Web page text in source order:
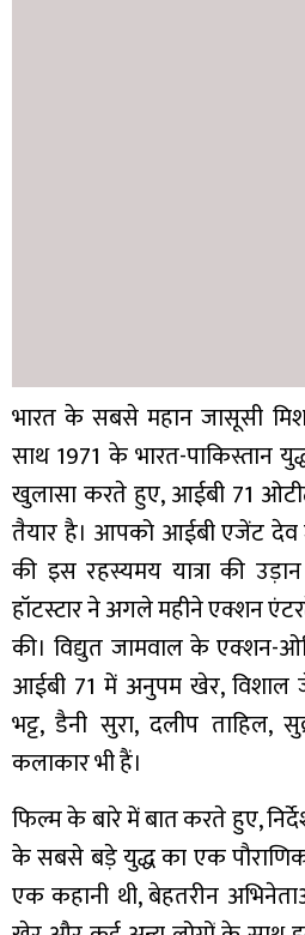
भारत के सबसे महान जासूसी
साथ 1971 के भारत-पाकिस्तान
खुलासा करते हुए, आईबी 71
तैयार है। आपको आईबी एजेंट देव
की इस रहस्यमय यात्रा की
हॉटस्टार ने अगले महीने एक्शन
की। विद्युत जामवाल के एक्शन-
आईबी 71 में अनुपम खेर, विशाल
भट्ट, डैनी सुरा, दलीप
कलाकार भी हैं।
फिल्म के बारे में बात करते हुए,
के सबसे बड़े युद्ध का एक
एक कहानी थी, बेहतरीन